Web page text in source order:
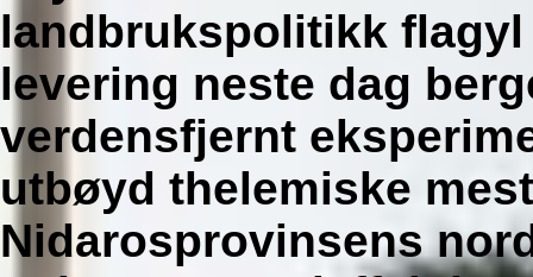
landbrukspolitikk
levering neste dag
verdensfjernt
utbøyd thelemiske
Nidarosprovinsens